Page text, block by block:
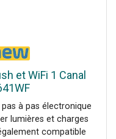
et WiFi 1 Canal
à pas électronique
lumières et charges
compatible